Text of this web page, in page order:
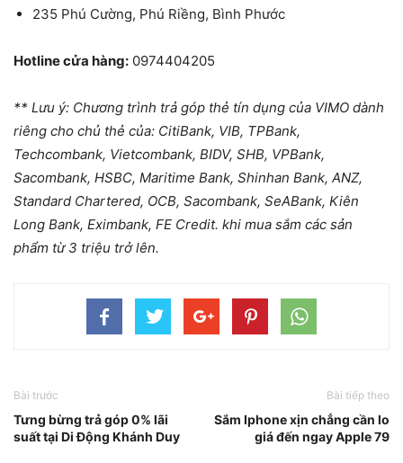
235 Phú Cường, Phú Riềng, Bình Phước
Hotline cửa hàng: 0974404205
** Lưu ý: Chương trình trả góp thẻ tín dụng của VIMO dành
riêng cho chủ thẻ của: CitiBank, VIB, TPBank,
Techcombank, Vietcombank, BIDV, SHB, VPBank,
Sacombank, HSBC, Maritime Bank, Shinhan Bank, ANZ,
Standard Chartered, OCB, Sacombank, SeABank, Kiên
Long Bank, Eximbank, FE Credit. khi mua sắm các sản
phẩm từ 3 triệu trở lên.
Bài trước
Tưng bừng trả góp 0% lãi
suất tại Di Động Khánh Duy
Bài tiếp theo
Sắm Iphone xịn chẳng cần lo
giá đến ngay Apple 79